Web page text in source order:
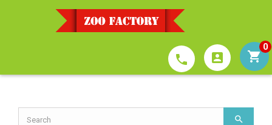
0
account_box
phone